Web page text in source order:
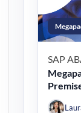
SAP